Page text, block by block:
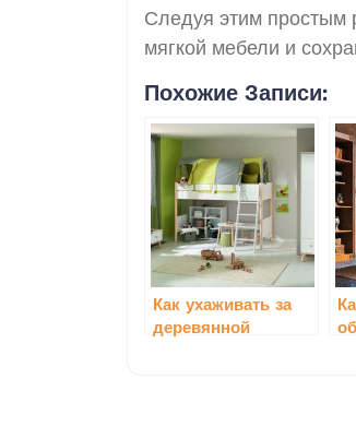
Следуя этим простым
мягкой мебели и
Похожие Записи:
Как ухаживать за
деревянной